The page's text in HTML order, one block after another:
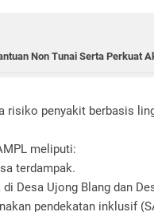
Non Tunai Serta Perkuat
risiko penyakit berbasis
meliputi:
terdampak.
Desa Ujong Blang dan
pendekatan inklusif